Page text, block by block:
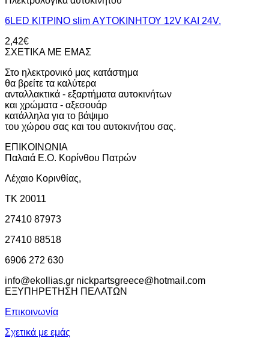
6LED ΚΙΤΡΙΝΟ slim ΑYΤΟΚΙΝΗΤΟΥ 12V KAI 24V.
2,42€
ΣΧΕΤΙΚΑ ΜΕ ΕΜΑΣ
Στο ηλεκτρονικό μας κατάστημα
θα βρείτε τα καλύτερα
ανταλλακτικά - εξαρτήματα αυτοκινήτων
και χρώματα - αξεσουάρ
κατάλληλα για το βάψιμο
του χώρου σας και του αυτοκινήτου σας.
ΕΠΙΚΟΙΝΩΝΙΑ
Παλαιά Ε.Ο. Κορίνθου Πατρών
Λέχαιο Κορινθίας,
ΤΚ 20011
27410 87973
27410 88518
6906 272 630
info@ekollias.gr nickpartsgreece@hotmail.com
ΕΞΥΠΗΡΕΤΗΣΗ ΠΕΛΑΤΩΝ
Επικοινωνία
Σχετικά με εμάς